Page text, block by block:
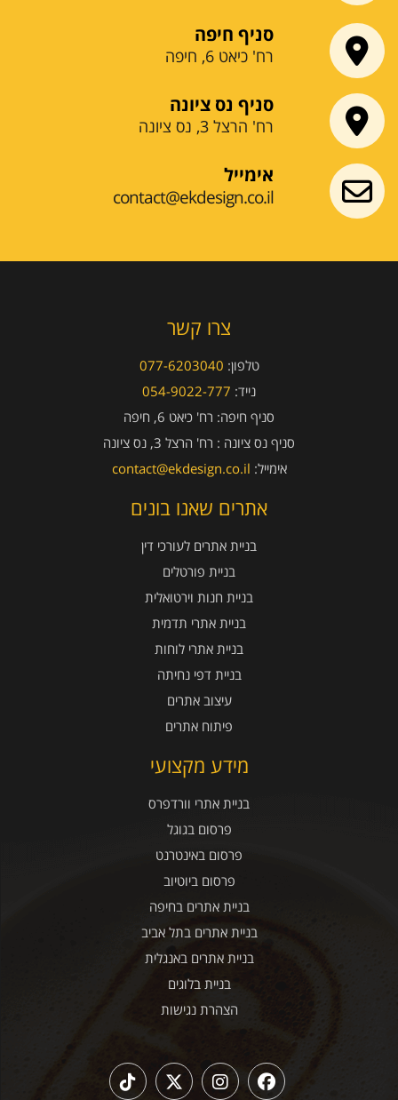
סניף חיפה
רח' כיאט 6, חיפה
סניף נס ציונה
רח' הרצל 3, נס ציונה
אימייל
contact@ekdesign.co.il
צרו קשר
טלפון: 077-6203040
נייד: 054-9022-777
סניף חיפה: רח' כיאט 6, חיפה
סניף נס ציונה : רח' הרצל 3, נס ציונה
אימייל: contact@ekdesign.co.il
אתרים שאנו בונים
בניית אתרים לעורכי דין
בניית פורטלים
בניית חנות וירטואלית
בניית אתרי תדמית
בניית אתרי לוחות
בניית דפי נחיתה
עיצוב אתרים
פיתוח אתרים
מידע מקצועי
בניית אתרי וורדפרס
פרסום בגוגל
פרסום באינטרנט
פרסום ביוטיוב
בניית אתרים בחיפה
בניית אתרים בתל אביב
בניית אתרים באנגלית
בניית בלוגים
הצהרת נגישות